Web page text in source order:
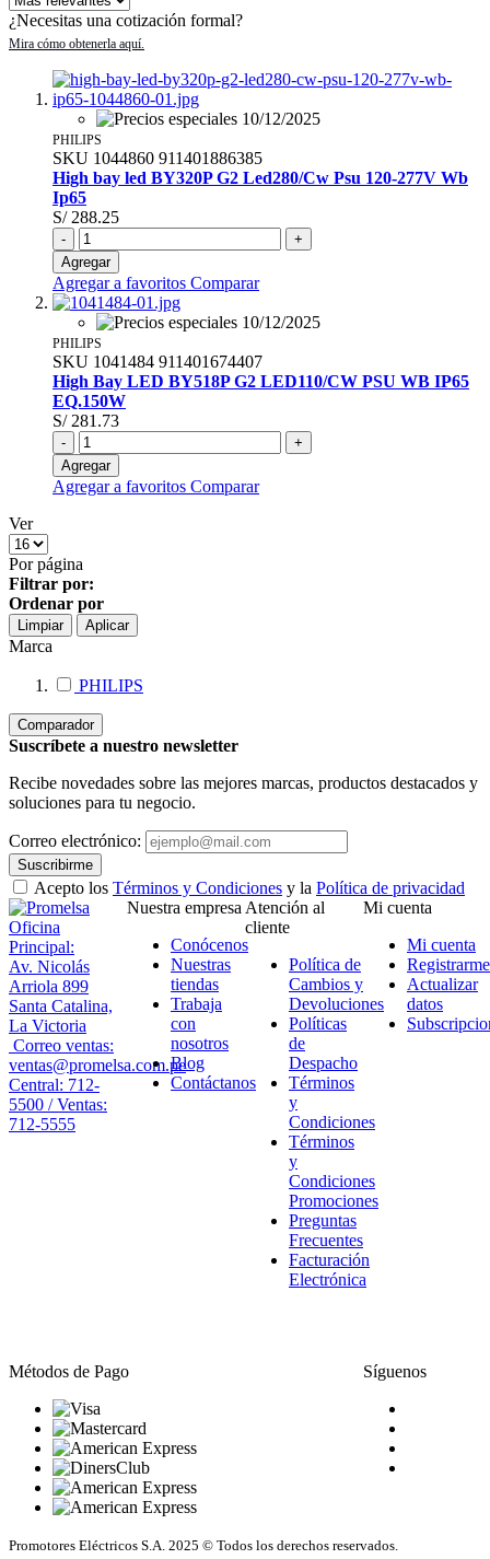
¿Necesitas una cotización formal?
PHILIPS
SKU 1044860 911401886385
High bay led BY320P G2 Led280/Cw Psu 120-277V Wb
Ip65
S/ 288.25
-
+
Agregar
Agregar a favoritos Comparar
PHILIPS
SKU 1041484 911401674407
High Bay LED BY518P G2 LED110/CW PSU WB IP65
EQ.150W
S/ 281.73
-
+
Agregar
Agregar a favoritos Comparar
Ver
Por página
Filtrar por:
Ordenar por
Limpiar Aplicar
Marca
PHILIPS
Comparador
Suscríbete a nuestro newsletter
Recibe novedades sobre las mejores marcas, productos destacados y
soluciones para tu negocio.
Correo electrónico:
Suscribirme
Acepto los Términos y Condiciones y la Política de privacidad
Oficina
Principal:
Av. Nicolás
Arriola 899
Santa Catalina,
La Victoria
Correo ventas:
ventas@promelsa.com.pe
Central: 712-
5500 / Ventas:
712-5555
Nuestra empresa
Conócenos
Nuestras
tiendas
Trabaja
con
nosotros
Blog
Contáctanos
Atención al
cliente
Política de
Cambios y
Devoluciones
Políticas
de
Despacho
Términos
y
Condiciones
Términos
y
Condiciones
Promociones
Preguntas
Frecuentes
Facturación
Electrónica
Mi cuenta
Mi cuenta
Registrarme
Actualizar
datos
Métodos de Pago Síguenos
Promotores Eléctricos S.A. 2025 © Todos los derechos reservados.